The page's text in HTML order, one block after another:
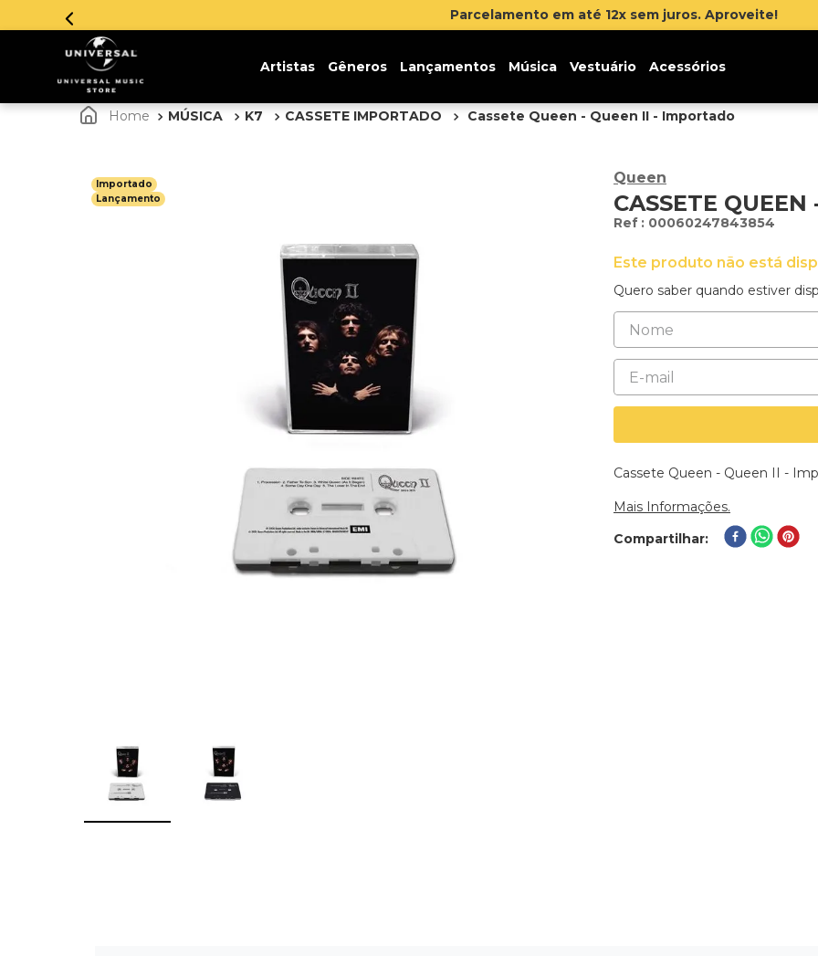
Parcelamento em até 12x sem juros. Aproveite!
Artistas Gêneros Lançamentos Música Vestuário Acessórios
MÚSICA K7 CASSETE IMPORTADO Cassete Queen - Queen II - Importado
Importado
Lançamento
Queen
CASSETE
: 00060247843854
Este produto não está
Quero saber quando estiver
Cassete Queen - Queen II -
Mais Informações.
Compartilhar